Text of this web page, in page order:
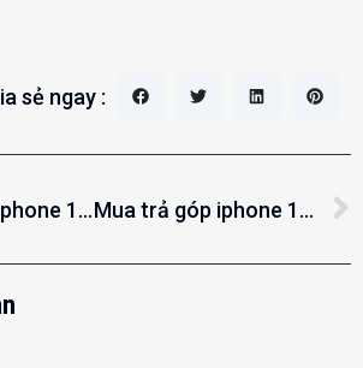
sẻ ngay :
Mua trả góp iphone 15 pro max trả góp 0% Đồng Xoài, Bình Phước Mua trả góp iphone 14 trả góp 0% Đồng Xoài, Bình Phước